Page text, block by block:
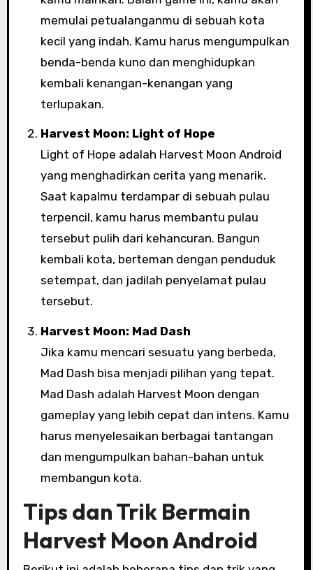
memulai petualanganmu di sebuah kota
kecil yang indah. Kamu harus mengumpulkan
benda-benda kuno dan menghidupkan
kembali kenangan-kenangan yang
terlupakan.
Harvest Moon: Light of Hope
Light of Hope adalah Harvest Moon Android
yang menghadirkan cerita yang menarik.
Saat kapalmu terdampar di sebuah pulau
terpencil, kamu harus membantu pulau
tersebut pulih dari kehancuran. Bangun
kembali kota, berteman dengan penduduk
setempat, dan jadilah penyelamat pulau
tersebut.
Harvest Moon: Mad Dash
Jika kamu mencari sesuatu yang berbeda,
Mad Dash bisa menjadi pilihan yang tepat.
Mad Dash adalah Harvest Moon dengan
gameplay yang lebih cepat dan intens. Kamu
harus menyelesaikan berbagai tantangan
dan mengumpulkan bahan-bahan untuk
membangun kota.
Tips dan Trik Bermain
Harvest Moon Android